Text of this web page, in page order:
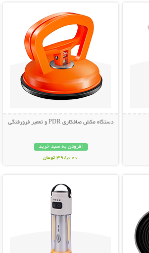
دستگاه مکش صافکاری PDR و تعمیر فرورفتگی
افزودن به سبد خرید
398,000 تومان